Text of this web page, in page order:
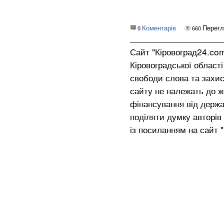
0 Коментарів 660
Сайт
Кіровоградської
свободи слова та
сайту не належать до
фінансування від
поділяти думку
із посиланням на сайт